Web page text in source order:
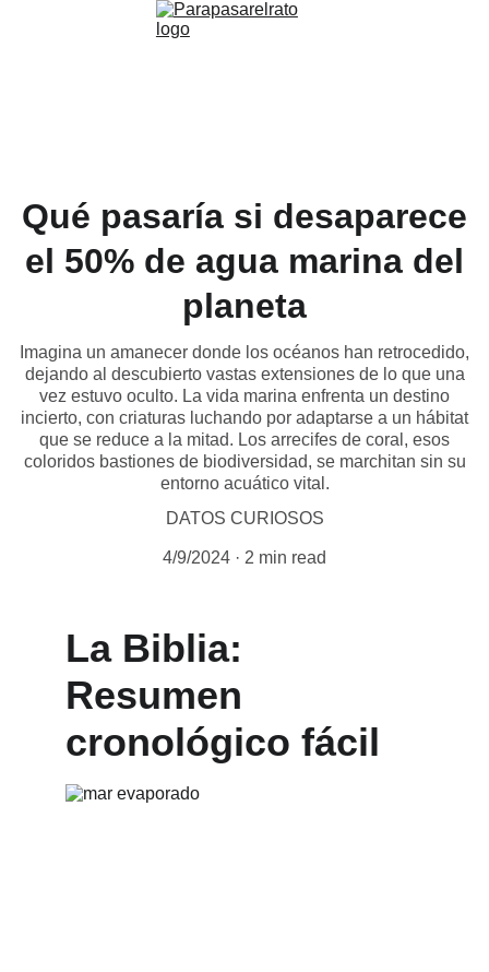
Qué pasaría si desaparece
el 50% de agua marina del
planeta
Imagina un amanecer donde los océanos han retrocedido,
dejando al descubierto vastas extensiones de lo que una
vez estuvo oculto. La vida marina enfrenta un destino
incierto, con criaturas luchando por adaptarse a un hábitat
que se reduce a la mitad. Los arrecifes de coral, esos
coloridos bastiones de biodiversidad, se marchitan sin su
entorno acuático vital.
DATOS CURIOSOS
4/9/2024 2 min read
La Biblia:
Resumen
cronológico fácil